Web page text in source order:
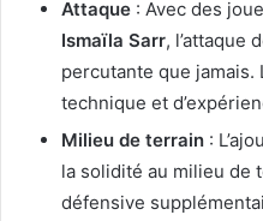
Attaque : Avec des
Ismaïla Sarr, l’attaque
percutante que jamais.
technique et
Milieu de terrain :
la solidité au milieu de
défensive